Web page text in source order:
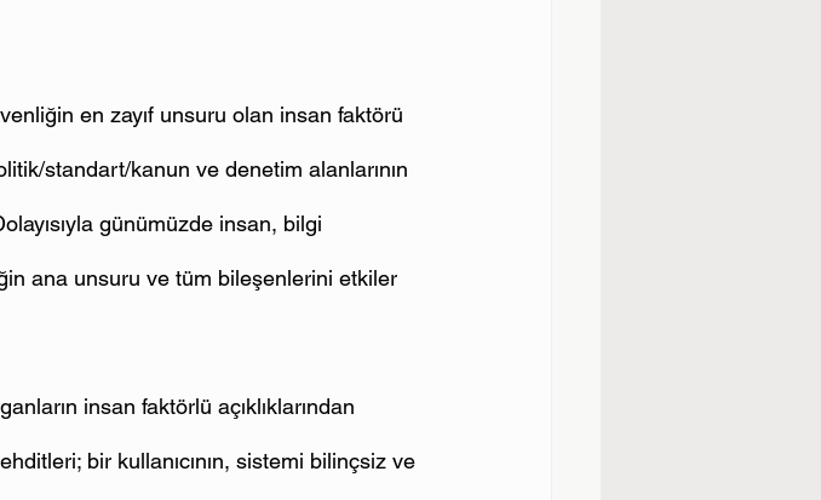
en zayıf unsuru olan insan faktörü
standart/kanun ve de­netim alanlarının
günümüzde insan, bilgi
ana unsuru ve tüm bileşenlerini etkiler
insan faktörlü açıklıklarından
bir kullanıcının, sistemi bilinçsiz ve